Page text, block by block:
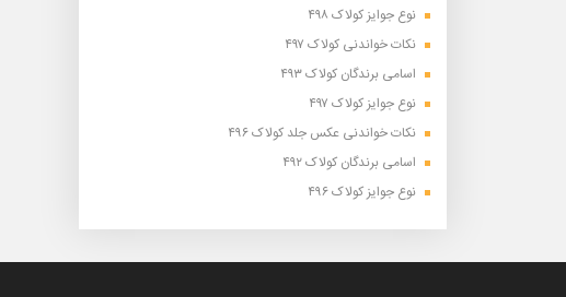
نوع جوایز کولاک ۴۹۸
نکات خواندنی کولاک ۴۹۷
اسامی برندگان کولاک ۴۹۳
نوع جوایز کولاک ۴۹۷
نکات خواندنی عکس جلد کولاک ۴۹۶
اسامی برندگان کولاک ۴۹۲
نوع جوایز کولاک ۴۹۶